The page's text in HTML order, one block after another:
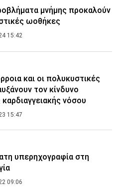
μνήμης προκαλούν
ωοθήκες
15:42
και οι πολυκυστικές
τον κίνδυνο
νόσου
15:47
υπερηχογραφία στη
09:06